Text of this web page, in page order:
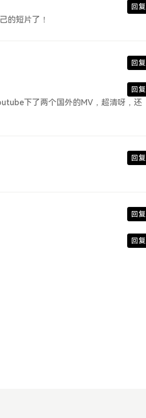
回复
的短片了！
回复
回复
下了两个国外的MV，超清呀，还
回复
回复
回复